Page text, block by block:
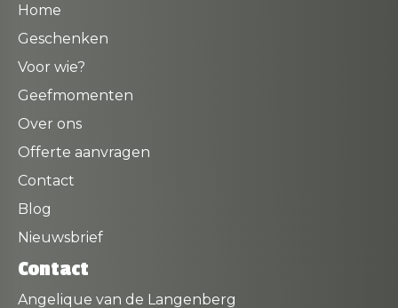
Home
Geschenken
Voor wie?
Geefmomenten
Over ons
Offerte aanvragen
Contact
Blog
Nieuwsbrief
Contact
Angelique van de Langenberg